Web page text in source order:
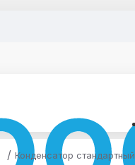
Конденсатор стандартный